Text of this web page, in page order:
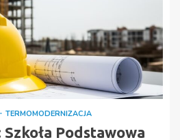
TERMOMODERNIZACJA
Podstawowa